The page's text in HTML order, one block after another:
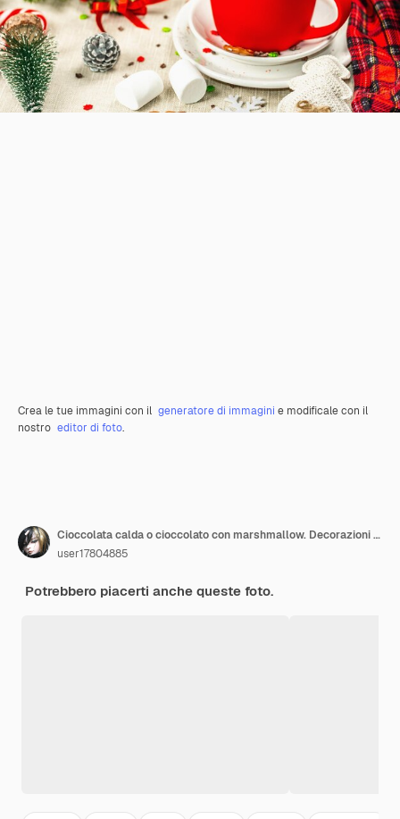
Crea le tue immagini con il generatore di immagini e modificale con il
nostro editor di foto.
Cioccolata calda o cioccolato con marshmallow. Decorazioni tradizionali di Natale, arrangiamento festivo di Capodanno. Il concetto di intimità e buon umore, copia spazio
user17804885
Potrebbero piacerti anche queste foto.